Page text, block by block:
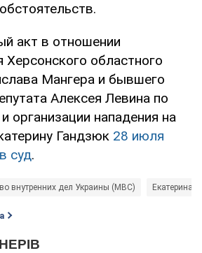
акт в отношении
Херсонского областного
Мангера и бывшего
Алексея Левина по
организации нападения на
Гандзюк 28 июля
суд.
внутренних дел Украины (МВС) Екатерина